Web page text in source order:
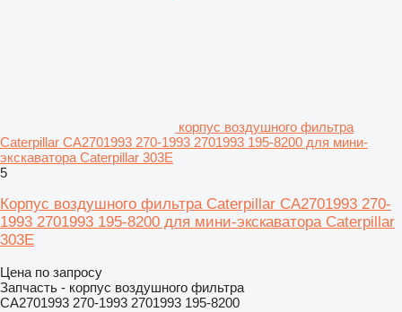
корпус воздушного фильтра
Caterpillar CA2701993 270-1993 2701993 195-8200 для мини-
экскаватора Caterpillar 303E
5
Корпус воздушного фильтра Caterpillar CA2701993 270-
1993 2701993 195-8200 для мини-экскаватора Caterpillar
303E
Цена по запросу
Запчасть - корпус воздушного фильтра
CA2701993 270-1993 2701993 195-8200